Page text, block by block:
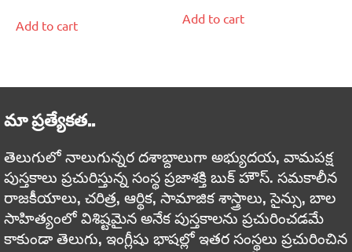
Add to cart Add to cart
మా ప్రత్యేకత..
తెలుగులో నాలుగున్నర దశాబ్దాలుగా అభ్యుదయ, వామపక్ష
పుస్తకాలు ప్రచురిస్తున్న సంస్థ ప్రజాశక్తి బుక్ హౌస్. సమకాలీన
రాజకీయాలు, చరిత్ర, ఆర్థిక, సామాజిక శాస్త్రాలు, సైన్సు, బాల
సాహిత్యంలో విశిష్టమైన అనేక పుస్తకాలను ప్రచురించడమే
కాకుండా తెలుగు, ఇంగ్లీషు భాషల్లో ఇతర సంస్థలు ప్రచురించిన